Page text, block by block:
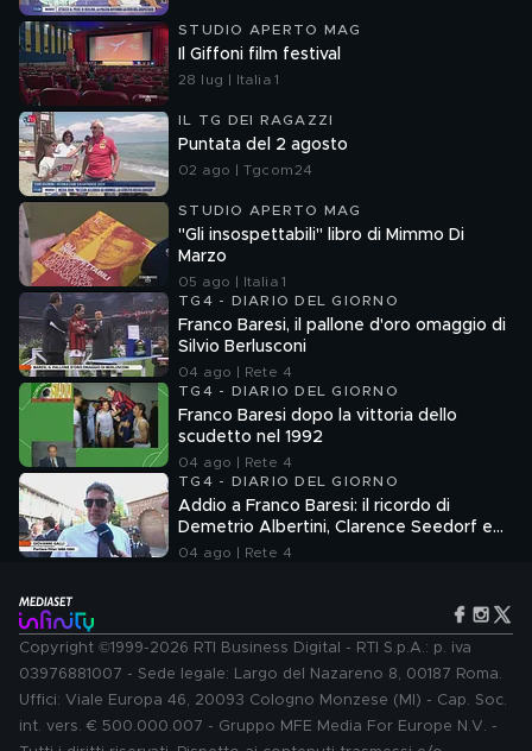
STUDIO APERTO MAG
Il Giffoni film festival
28 lug | Italia 1
IL TG DEI RAGAZZI
Puntata del 2 agosto
02 ago | Tgcom24
STUDIO APERTO MAG
"Gli insospettabili" libro di Mimmo Di
Marzo
05 ago | Italia 1
TG4 - DIARIO DEL GIORNO
Franco Baresi, il pallone d'oro omaggio di
Silvio Berlusconi
04 ago | Rete 4
TG4 - DIARIO DEL GIORNO
Franco Baresi dopo la vittoria dello
scudetto nel 1992
04 ago | Rete 4
TG4 - DIARIO DEL GIORNO
Addio a Franco Baresi: il ricordo di
Demetrio Albertini, Clarence Seedorf e
Giovanni Galli
04 ago | Rete 4
Copyright ©1999-2026 RTI Business Digital - RTI S.p.A.: p. iva
03976881007 - Sede legale: Largo del Nazareno 8, 00187 Roma.
Uffici: Viale Europa 46, 20093 Cologno Monzese (MI) - Cap. Soc.
int. vers. € 500.000.007 - Gruppo MFE Media For Europe N.V. -